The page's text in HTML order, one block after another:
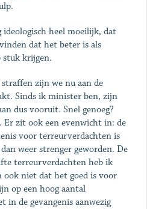
heel moeilijk, dat
dat het beter is als
krijgen.
zijn we nu aan de
Sinds ik minister ben, zijn
dus vooruit. Snel genoeg?
Er zit ook een evenwicht in: de
voor terreurverdachten is
weer strenger geworden. De
terreurverdachten heb ik
ook niet dat het goed is voor
op een hoog aantal
in de gevangenis aanwezig